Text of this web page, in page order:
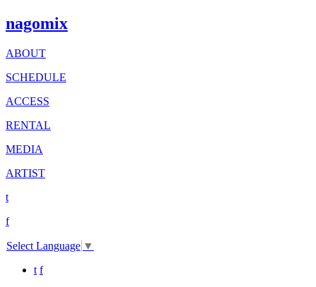
nagomix
ABOUT
SCHEDULE
ACCESS
RENTAL
MEDIA
ARTIST
t
f
Select Language ▼
t f